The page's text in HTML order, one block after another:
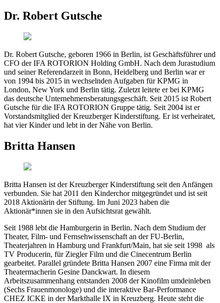
Dr. Robert Gutsche
Dr. Robert Gutsche, geboren 1966 in Berlin, ist Geschäftsführer und
CFO der IFA ROTORION Holding GmbH. Nach dem Jurastudium
und seiner Referendarzeit in Bonn, Heidelberg und Berlin war er
von 1994 bis 2015 in wechselnden Aufgaben für KPMG in
London, New York und Berlin tätig. Zuletzt leitete er bei KPMG
das deutsche Unternehmensberatungsgeschäft. Seit 2015 ist Robert
Gutsche für die IFA ROTORION Gruppe tätig. Seit 2004 ist er
Vorstandsmitglied der Kreuzberger Kinderstiftung. Er ist verheiratet,
hat vier Kinder und lebt in der Nähe von Berlin.
Britta Hansen
Britta Hansen ist der Kreuzberger Kinderstiftung seit den Anfängen
verbunden. Sie hat 2011 den Kinderchor mitgegründet und ist seit
2018 Aktionärin der Stiftung. Im Juni 2023 haben die
Aktionär*innen sie in den Aufsichtsrat gewählt.
Seit 1988 lebt die Hamburgerin in Berlin. Nach dem Studium der
Theater, Film- und Fernsehwissenschaft an der FU-Berlin,
Theaterjahren in Hamburg und Frankfurt/Main, hat sie seit 1998 als
TV Producerin, für Ziegler Film und die Cinecentrum Berlin
gearbeitet. Parallel gründete Britta Hansen 2007 eine Firma mit der
Theatermacherin Gesine Danckwart. In diesem
Arbeitszusammenhang entstanden 2008 der Kinofilm umdeinleben
(Sechs Frauenmonologe) und die interaktive Bar-Performance
CHEZ ICKE in der Markthalle IX in Kreuzberg. Heute steht die